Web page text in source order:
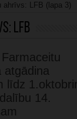
ahrīvs: LFB (lapa 3)
LFB
atgādina
līdz
14.